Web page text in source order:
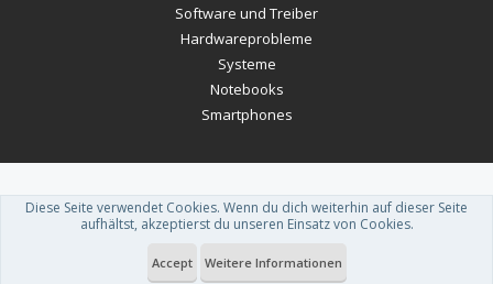
Software und Treiber
Hardwareprobleme
Systeme
Notebooks
Smartphones
Forum software by XenForo™-Deutsch von xenDach
Theme designed by ThemeHouse.
Diese Seite verwendet Cookies. Wenn du dich weiterhin auf dieser Seite
aufhältst, akzeptierst du unseren Einsatz von Cookies.
Accept Weitere Informationen